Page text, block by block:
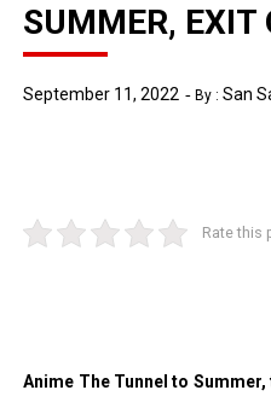
SUMMER, EXIT
September 11, 2022 By :San
Rate this
Anime The Tunnel to